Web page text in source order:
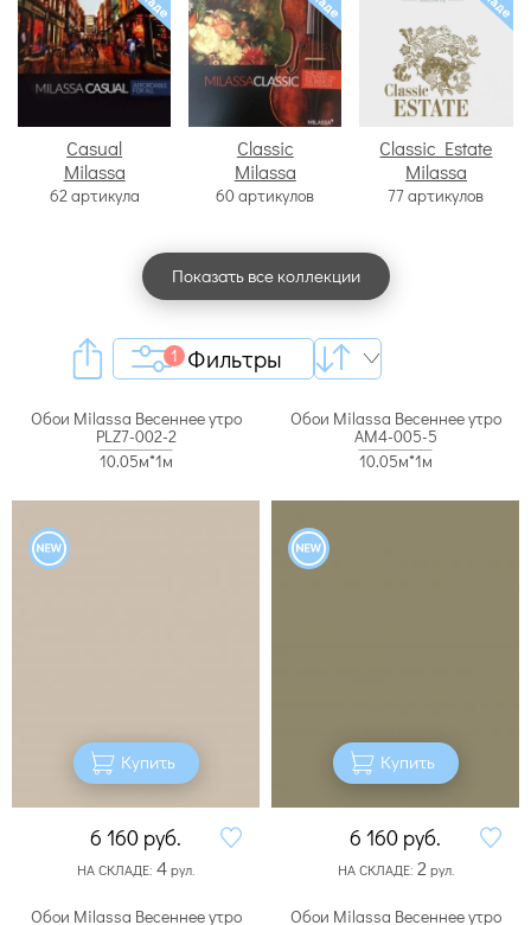
Casual
Milassa
62 артикула
Classic
Milassa
60 артикулов
Classic Estate
Milassa
77 артикулов
Показать все коллекции
Фильтры
1
Обои Milassa Весеннее утро
PLZ7-002-2
10.05м*1м
Купить
6 160 руб.
НА СКЛАДЕ: 4рул.
Обои Milassa Весеннее утро
AM4-005-5
10.05м*1м
Купить
6 160 руб.
НА СКЛАДЕ: 2 рул.
Обои Milassa Весеннее утро Обои Milassa Весеннее утро